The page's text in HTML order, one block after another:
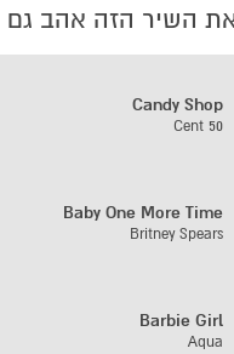
השיר הזה אהב גם
Candy Shop
50 Cent
Baby One More Time
Britney Spears
Barbie Girl
Aqua